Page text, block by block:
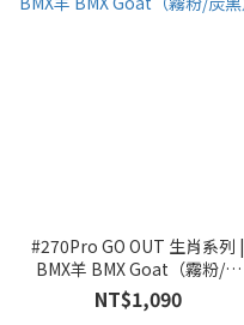
#270Pro GO OUT 生肖系列 |
BMX羊 BMX Goat（霧粉/炭
黑）
NT$1,090